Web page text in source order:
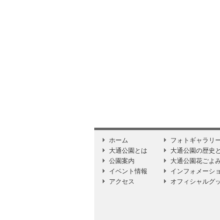
ホーム
大通公園とは
公園案内
イベント情報
アクセス
フォトギャラリ
大通公園の歴史
大通公園花ごよ
インフォメーシ
オフィシャルグ